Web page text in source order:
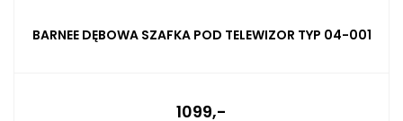
BARNEE DĘBOWA SZAFKA POD TELEWIZOR TYP 04-001
1099,-